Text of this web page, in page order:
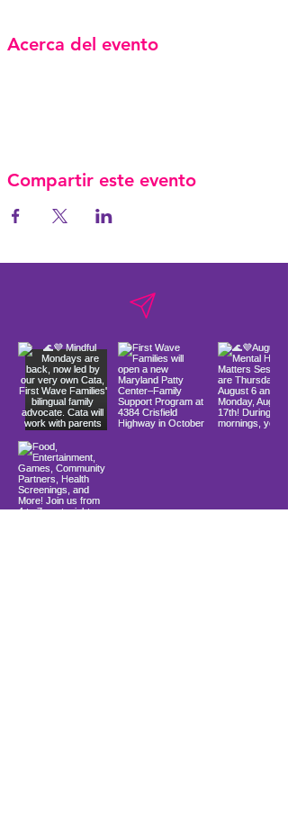
Acerca del evento
Compartir este evento